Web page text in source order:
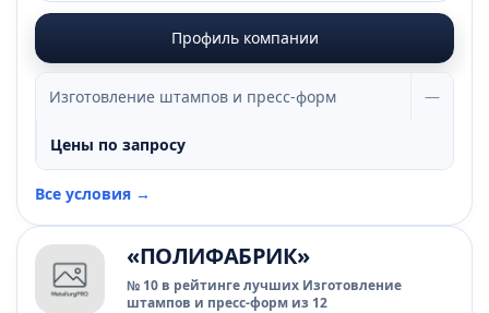
Профиль компании
Изготовление штампов и пресс-форм —
Цены по запросу
Все условия →
«ПОЛИФАБРИК»
№ 10 в рейтинге лучших Изготовление
штампов и пресс-форм из 12